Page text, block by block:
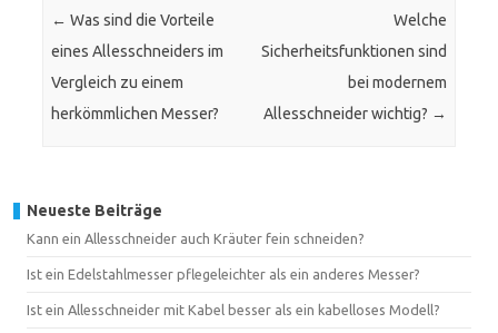
← Was sind die Vorteile
eines Allesschneiders im
Vergleich zu einem
herkömmlichen Messer?
Welche
Sicherheitsfunktionen sind
bei modernem
Allesschneider wichtig? →
Neueste Beiträge
Kann ein Allesschneider auch Kräuter fein schneiden?
Ist ein Edelstahlmesser pflegeleichter als ein anderes Messer?
Ist ein Allesschneider mit Kabel besser als ein kabelloses Modell?